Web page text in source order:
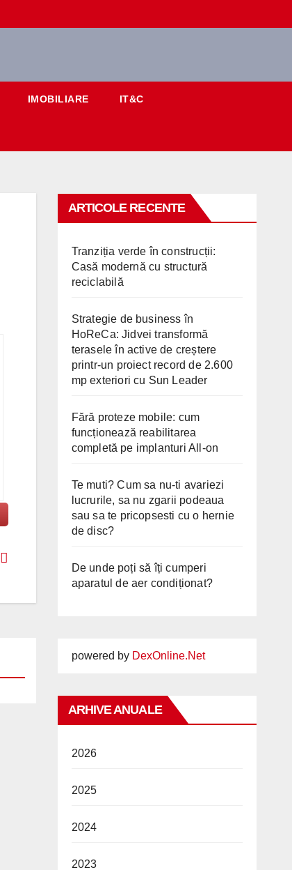
IMOBILIARE IT&C
ARTICOLE RECENTE
Tranziția verde în construcții:
Casă modernă cu structură
reciclabilă
Strategie de business în
HoReCa: Jidvei transformă
terasele în active de creștere
printr-un proiect record de 2.600
mp exteriori cu Sun Leader
Fără proteze mobile: cum
funcționează reabilitarea
completă pe implanturi All-on
Te muti? Cum sa nu-ti avariezi
lucrurile, sa nu zgarii podeaua
sau sa te pricopsesti cu o hernie
de disc?
De unde poți să îți cumperi
aparatul de aer condiționat?
powered by DexOnline.Net
ARHIVE ANUALE
2026
2025
2024
2023